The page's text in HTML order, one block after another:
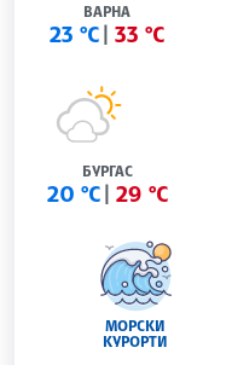
ВАРНА
23 °C 33 °C
БУРГАС
20 °C 29 °C
МОРСКИ
КУРОРТИ